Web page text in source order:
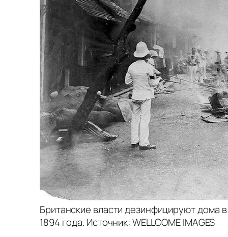
Британские власти дезинфицируют дома
1894 года. Источник: WELLCOME IMAGES